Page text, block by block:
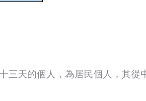
三天的個人，為居民個人，其從